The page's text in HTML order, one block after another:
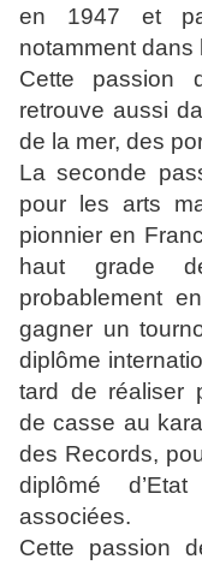
en 1947 et
notamment dans
Cette passion
retrouve aussi
de la mer, des
La seconde
pour les arts
pionnier en
haut grade
probablement
gagner un
diplôme
tard de réaliser
de casse au
des Records,
diplômé
associées.
Cette passion